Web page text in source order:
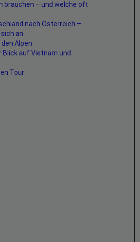
brauchen – und welche oft
nach Österreich –
an
Alpen
Blick auf Vietnam und
Tour